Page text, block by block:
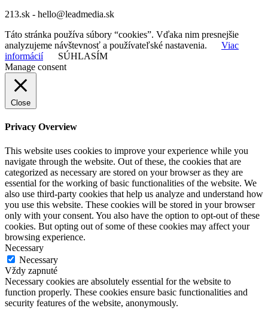
213.sk - hello@leadmedia.sk
Táto stránka používa súbory “cookies”. Vďaka nim presnejšie
analyzujeme návštevnosť a používateľské nastavenia.
Viac
informácií
SÚHLASÍM
Manage consent
Close
Privacy Overview
This website uses cookies to improve your experience while you
navigate through the website. Out of these, the cookies that are
categorized as necessary are stored on your browser as they are
essential for the working of basic functionalities of the website. We
also use third-party cookies that help us analyze and understand how
you use this website. These cookies will be stored in your browser
only with your consent. You also have the option to opt-out of these
cookies. But opting out of some of these cookies may affect your
browsing experience.
Necessary
Necessary
Vždy zapnuté
Necessary cookies are absolutely essential for the website to
function properly. These cookies ensure basic functionalities and
security features of the website, anonymously.